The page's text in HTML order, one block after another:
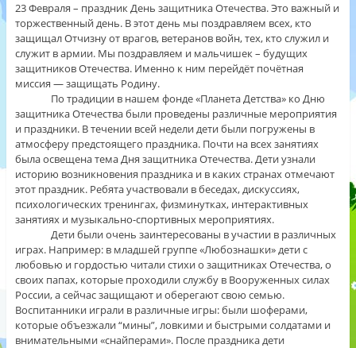
23 Февраля – праздник День защитника Отечества. Это важный и
торжественный день. В этот день мы поздравляем всех, кто
защищал Отчизну от врагов, ветеранов войн, тех, кто служил и
служит в армии. Мы поздравляем и мальчишек – будущих
защитников Отечества. Именно к ним перейдёт почётная
миссия — защищать Родину.
По традиции в нашем фонде «Планета Детства» ко Дню
защитника Отечества были проведены различные мероприятия
и праздники. В течении всей недели дети были погружены в
атмосферу предстоящего праздника. Почти на всех занятиях
была освещена тема Дня защитника Отечества. Дети узнали
историю возникновения праздника и в каких странах отмечают
этот праздник. Ребята участвовали в беседах, дискуссиях,
психологических тренингах, физминутках, интерактивных
занятиях и музыкально-спортивных мероприятиях.
Дети были очень заинтересованы в участии в различных
играх. Например: в младшей группе «Любознашки» дети с
любовью и гордостью читали стихи о защитниках Отечества, о
своих папах, которые проходили службу в Вооруженных силах
России, а сейчас защищают и оберегают свою семью.
Воспитанники играли в различные игры: были шоферами,
которые объезжали “мины”, ловкими и быстрыми солдатами и
внимательными «снайперами». После праздника дети